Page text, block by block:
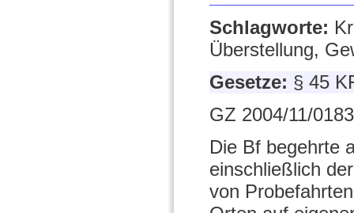
Schlagworte:
Überstellung,
Gesetze: § 45
GZ 2004/11/
Die Bf begehrte
einschließlich
von